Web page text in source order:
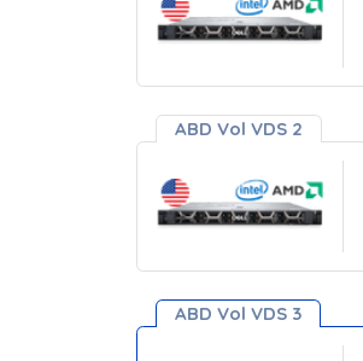
ABD Vol VDS 2
ABD Vol VDS 3